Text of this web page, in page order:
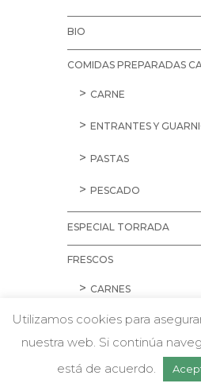
BIO
COMIDAS PREPARADAS
CARNE
ENTRANTES Y
PASTAS
PESCADO
ESPECIAL TORRADA
FRESCOS
CARNES
AVES
w
Utilizamos cookies para
nuestra web. Si continúa
está de acuerdo.